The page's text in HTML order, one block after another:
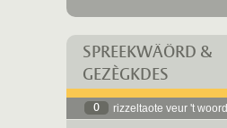
SPREEKWÄÖRD &
GEZÈGKDES
0 rizzeltaote veur 't woord